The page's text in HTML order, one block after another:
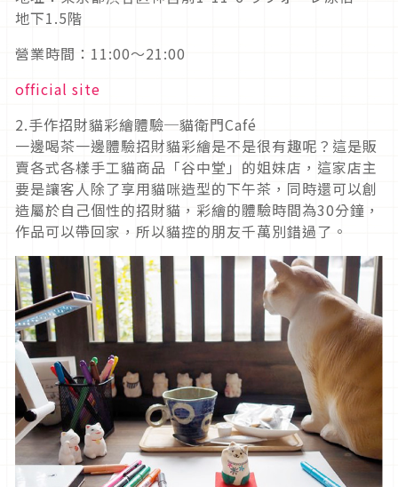
地下1.5階
營業時間：11:00～21:00
official site
2.手作招財貓彩繪體驗─貓衛門Café
一邊喝茶一邊體驗招財貓彩繪是不是很有趣呢？這是販
賣各式各樣手工貓商品「谷中堂」的姐妹店，這家店主
要是讓客人除了享用貓咪造型的下午茶，同時還可以創
造屬於自己個性的招財貓，彩繪的體驗時間為30分鐘，
作品可以帶回家，所以貓控的朋友千萬別錯過了。